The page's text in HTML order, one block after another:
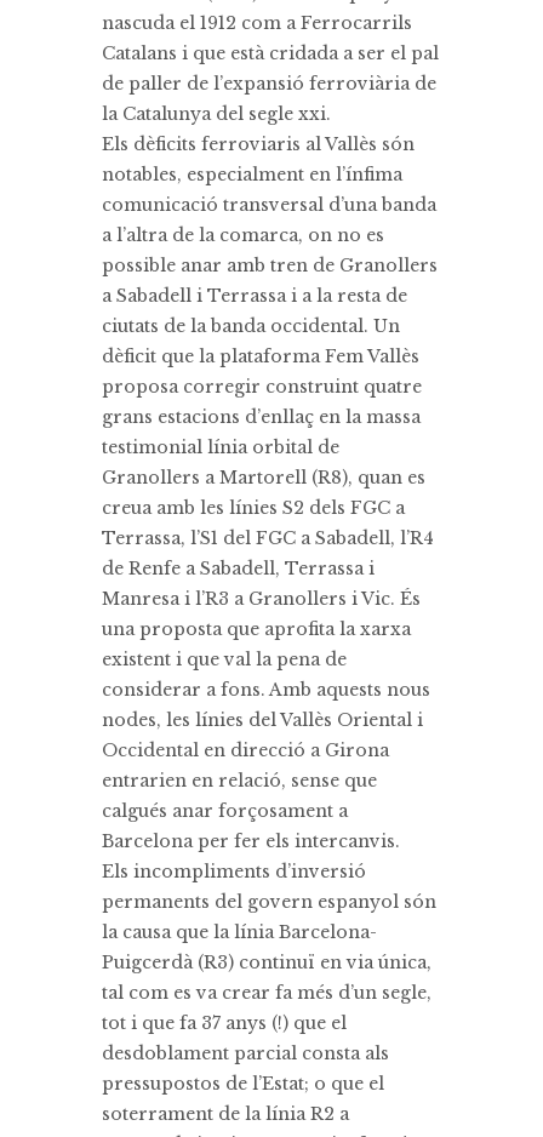
nascuda el 1912 com a Ferrocarrils
Catalans i que està cridada a ser el pal
de paller de l’expansió ferroviària de
la Catalunya del segle xxi.
Els dèficits ferroviaris al Vallès són
notables, especialment en l’ínfima
comunicació transversal d’una banda
a l’altra de la comarca, on no es
possible anar amb tren de Granollers
a Sabadell i Terrassa i a la resta de
ciutats de la banda occidental. Un
dèficit que la plataforma Fem Vallès
proposa corregir construint quatre
grans estacions d’enllaç en la massa
testimonial línia orbital de
Granollers a Martorell (R8), quan es
creua amb les línies S2 dels FGC a
Terrassa, l’S1 del FGC a Sabadell, l’R4
de Renfe a Sabadell, Terrassa i
Manresa i l’R3 a Granollers i Vic. És
una proposta que aprofita la xarxa
existent i que val la pena de
considerar a fons. Amb aquests nous
nodes, les línies del Vallès Oriental i
Occidental en direcció a Girona
entrarien en relació, sense que
calgués anar forçosament a
Barcelona per fer els intercanvis.
Els incompliments d’inversió
permanents del govern espanyol són
la causa que la línia Barcelona-
Puigcerdà (R3) continuï en via única,
tal com es va crear fa més d’un segle,
tot i que fa 37 anys (!) que el
desdoblament parcial consta als
pressupostos de l’Estat; o que el
soterrament de la línia R2 a